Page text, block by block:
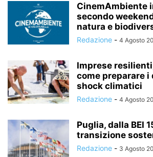
CinemAmbiente
secondo
natura e
Redazione - 4 Agosto
Imprese
come preparare
shock climatici
Redazione - 4 Agosto
Puglia, dalla BEI
transizione
Redazione - 3 Agosto